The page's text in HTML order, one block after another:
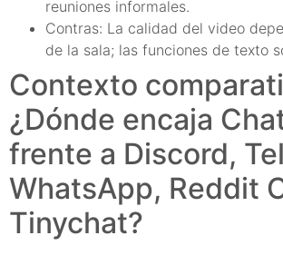
reuniones informales.
Contras: La calidad del video
de la sala; las funciones de texto
Contexto
¿Dónde encaja
frente a Discord,
WhatsApp, Reddit
Tinychat?